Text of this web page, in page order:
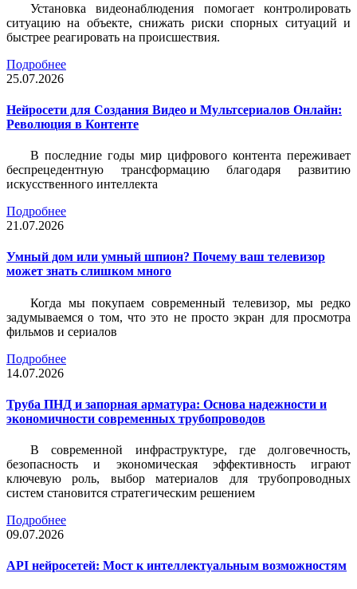
Установка видеонаблюдения помогает контролировать
ситуацию на объекте, снижать риски спорных ситуаций и
быстрее реагировать на происшествия.
Подробнее
25.07.2026
Нейросети для Создания Видео и Мультсериалов Онлайн:
Революция в Контенте
В последние годы мир цифрового контента переживает
беспрецедентную трансформацию благодаря развитию
искусственного интеллекта
Подробнее
21.07.2026
Умный дом или умный шпион? Почему ваш телевизор
может знать слишком много
Когда мы покупаем современный телевизор, мы редко
задумываемся о том, что это не просто экран для просмотра
фильмов и сериалов
Подробнее
14.07.2026
Труба ПНД и запорная арматура: Основа надежности и
экономичности современных трубопроводов
В современной инфраструктуре, где долговечность,
безопасность и экономическая эффективность играют
ключевую роль, выбор материалов для трубопроводных
систем становится стратегическим решением
Подробнее
09.07.2026
API нейросетей: Мост к интеллектуальным возможностям